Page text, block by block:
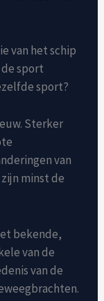
van het schip
de sport
sport?
Sterker
van
minst de
bekende,
van de
van de